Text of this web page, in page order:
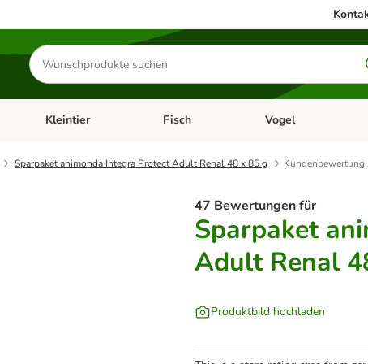
Produkte
suchen
& Zubehör
Kategorie-Menü öffnen: Hundefutter & Zubehör
Kleintier Kategorie-Menü öffnen: Kleintier
Fisch Kategorie-Menü
Vogel
Sparpaket animonda Integra Protect Adult Renal 48 x 85 g Kundenbewertung
47 Bewertungen für
Sparpaket
Adult Renal
Produktbild hochladen